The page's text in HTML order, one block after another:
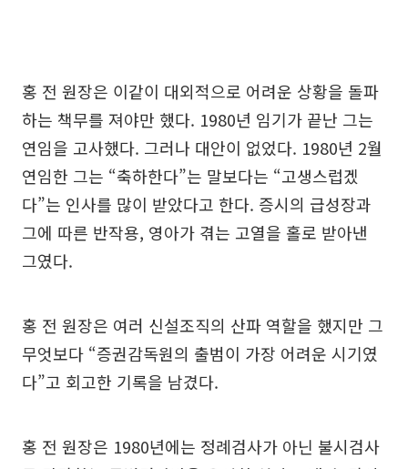
홍 전 원장은 이같이 대외적으로 어려운 상황을 돌파
하는 책무를 져야만 했다. 1980년 임기가 끝난 그는
연임을 고사했다. 그러나 대안이 없었다. 1980년 2월
연임한 그는 “축하한다”는 말보다는 “고생스럽겠
다”는 인사를 많이 받았다고 한다. 증시의 급성장과
그에 따른 반작용, 영아가 겪는 고열을 홀로 받아낸
그였다.
홍 전 원장은 여러 신설조직의 산파 역할을 했지만 그
무엇보다 “증권감독원의 출범이 가장 어려운 시기였
다”고 회고한 기록을 남겼다.
홍 전 원장은 1980년에는 정례검사가 아닌 불시검사